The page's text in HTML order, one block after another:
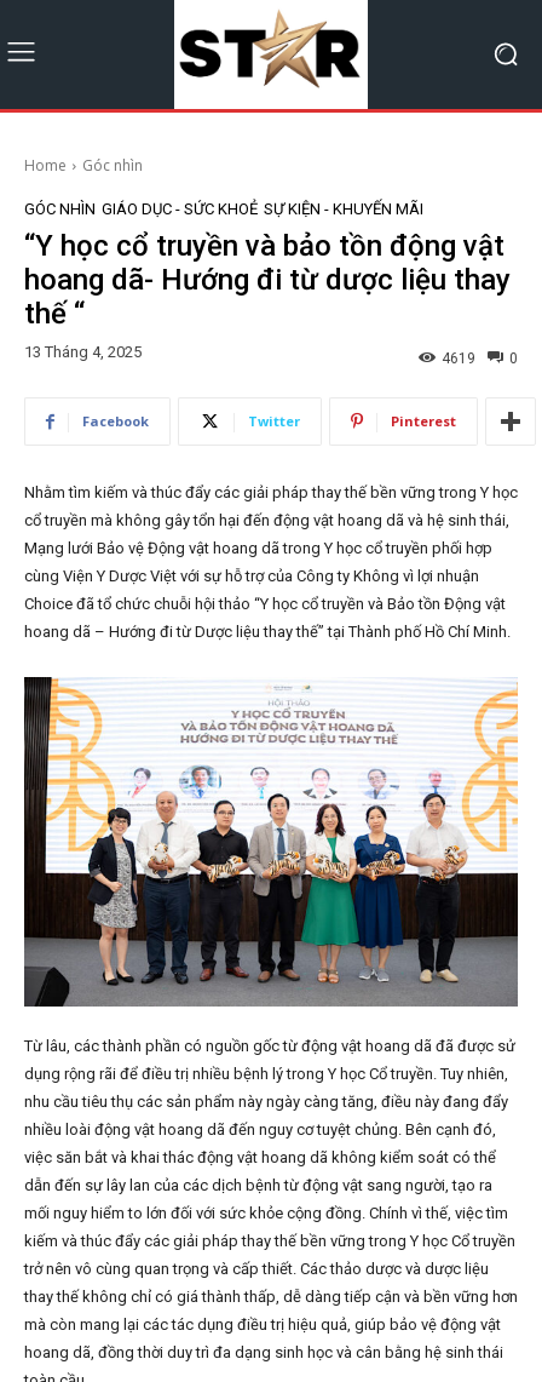
Home Góc nhìn
GÓC NHÌN GIÁO DỤC - SỨC KHOẺ SỰ KIỆN - KHUYẾN MÃI
“Y học cổ truyền và bảo tồn động vật
hoang dã- Hướng đi từ dược liệu thay
thế “
13 Tháng 4, 2025 0
4619
Facebook Twitter Pinterest
Nhằm tìm kiếm và thúc đẩy các giải pháp thay thế bền vững trong Y học
cổ truyền mà không gây tổn hại đến động vật hoang dã và hệ sinh thái,
Mạng lưới Bảo vệ Động vật hoang dã trong Y học cổ truyền phối hợp
cùng Viện Y Dược Việt với sự hỗ trợ của Công ty Không vì lợi nhuận
Choice đã tổ chức chuỗi hội thảo “Y học cổ truyền và Bảo tồn Động vật
hoang dã – Hướng đi từ Dược liệu thay thế” tại Thành phố Hồ Chí Minh.
Từ lâu, các thành phần có nguồn gốc từ động vật hoang dã đã được sử
dụng rộng rãi để điều trị nhiều bệnh lý trong Y học Cổ truyền. Tuy nhiên,
nhu cầu tiêu thụ các sản phẩm này ngày càng tăng, điều này đang đẩy
nhiều loài động vật hoang dã đến nguy cơ tuyệt chủng. Bên cạnh đó,
việc săn bắt và khai thác động vật hoang dã không kiểm soát có thể
dẫn đến sự lây lan của các dịch bệnh từ động vật sang người, tạo ra
mối nguy hiểm to lớn đối với sức khỏe cộng đồng. Chính vì thế, việc tìm
kiếm và thúc đẩy các giải pháp thay thế bền vững trong Y học Cổ truyền
trở nên vô cùng quan trọng và cấp thiết. Các thảo dược và dược liệu
thay thế không chỉ có giá thành thấp, dễ dàng tiếp cận và bền vững hơn
mà còn mang lại các tác dụng điều trị hiệu quả, giúp bảo vệ động vật
hoang dã, đồng thời duy trì đa dạng sinh học và cân bằng hệ sinh thái